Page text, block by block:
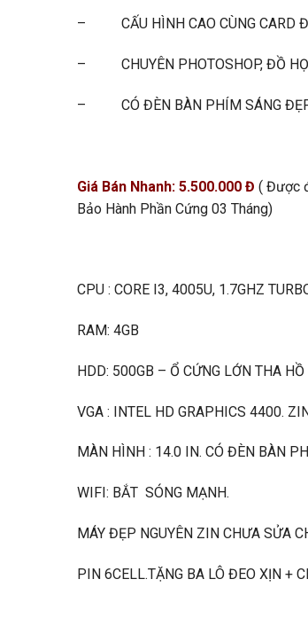
– CẤU HÌNH CAO CÙNG CARD
– CHUYÊN PHOTOSHOP, ĐỒ
– CÓ ĐÈN BÀN PHÍM SÁNG ĐẸP,
Giá Bán Nhanh: 5.500.000 Đ ( Được
Bảo Hành Phần Cứng 03 Tháng)
CPU : CORE I3, 4005U, 1.7GHZ
RAM: 4GB
HDD: 500GB – Ổ CỨNG LỚN THA
VGA : INTEL HD GRAPHICS 4400.
MÀN HÌNH : 14.0 IN. CÓ ĐÈN BÀN
WIFI: BẮT SÓNG MẠNH.
MÁY ĐẸP NGUYÊN ZIN CHƯA SỬA
PIN 6CELL.TẶNG BA LÔ ĐEO XỊN +